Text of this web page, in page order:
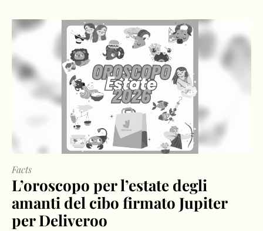
L’oroscopo per l’estate degli
amanti del cibo firmato Jupiter
per Deliveroo
Facts